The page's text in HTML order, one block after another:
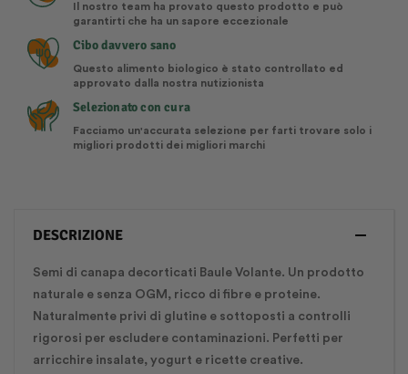
Il nostro team ha provato questo prodotto e può
garantirti che ha un sapore eccezionale
Cibo davvero sano
Questo alimento biologico è stato controllato ed
approvato dalla nostra nutizionista
Selezionato con cura
Facciamo un'accurata selezione per farti trovare solo i
migliori prodotti dei migliori marchi
DESCRIZIONE
Semi di canapa decorticati Baule Volante. Un prodotto
naturale e senza OGM, ricco di fibre e proteine.
Naturalmente privi di glutine e sottoposti a controlli
rigorosi per escludere contaminazioni. Perfetti per
arricchire insalate, yogurt e ricette creative.